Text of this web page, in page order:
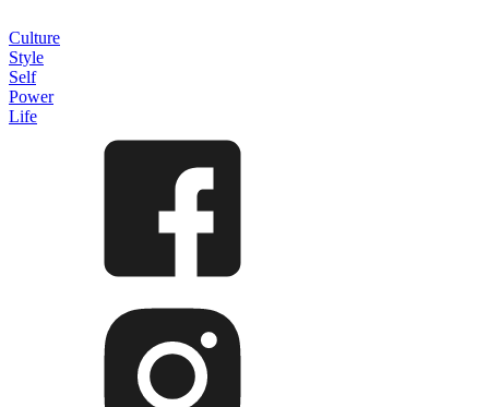
Culture
Style
Self
Power
Life